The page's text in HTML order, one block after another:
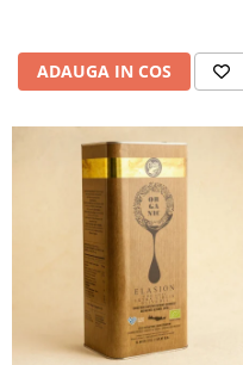
ADAUGA IN COS